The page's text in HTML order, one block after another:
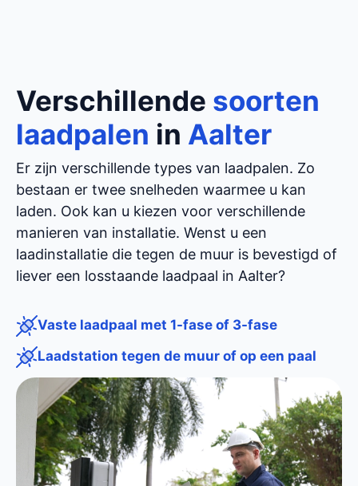
Verschillende soorten
laadpalen in Aalter
Er zijn verschillende types van laadpalen. Zo
bestaan er twee snelheden waarmee u kan
laden. Ook kan u kiezen voor verschillende
manieren van installatie. Wenst u een
laadinstallatie die tegen de muur is bevestigd of
liever een losstaande laadpaal in Aalter?
Vaste laadpaal met 1-fase of 3-fase
Laadstation tegen de muur of op een paal